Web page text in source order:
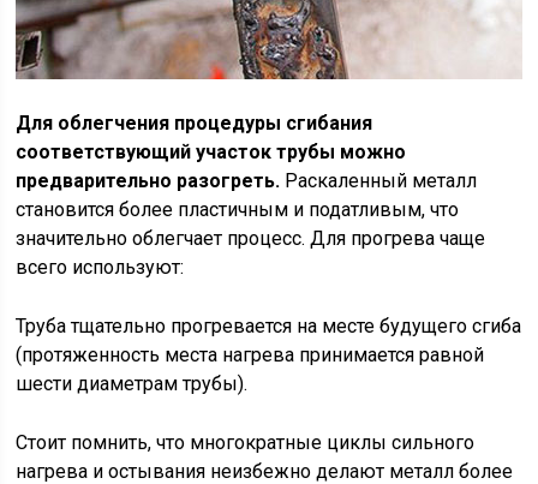
Для облегчения процедуры сгибания
соответствующий участок трубы можно
предварительно разогреть. Раскаленный металл
становится более пластичным и податливым, что
значительно облегчает процесс. Для прогрева чаще
всего используют:
Труба тщательно прогревается на месте будущего сгиба
(протяженность места нагрева принимается равной
шести диаметрам трубы).
Стоит помнить, что многократные циклы сильного
нагрева и остывания неизбежно делают металл более